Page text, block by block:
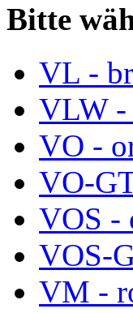
Bitte
VL -
VLW -
VO -
VO-
VOS -
VOS-
VM -